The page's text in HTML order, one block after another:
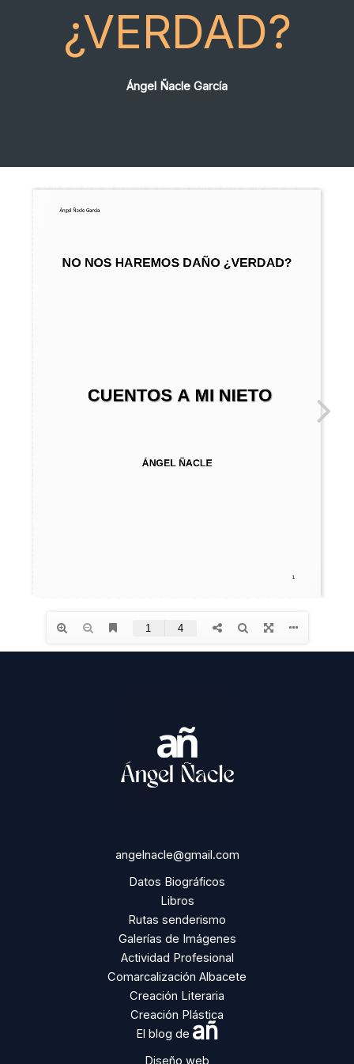
¿VERDAD?
Ángel Ñacle García
angelnacle@gmail.com
Datos Biográficos
Libros
Rutas senderismo
Galerías de Imágenes
Actividad Profesional
Comarcalización Albacete
Creación Literaria
Creación Plástica
El blog de añ
Diseño web